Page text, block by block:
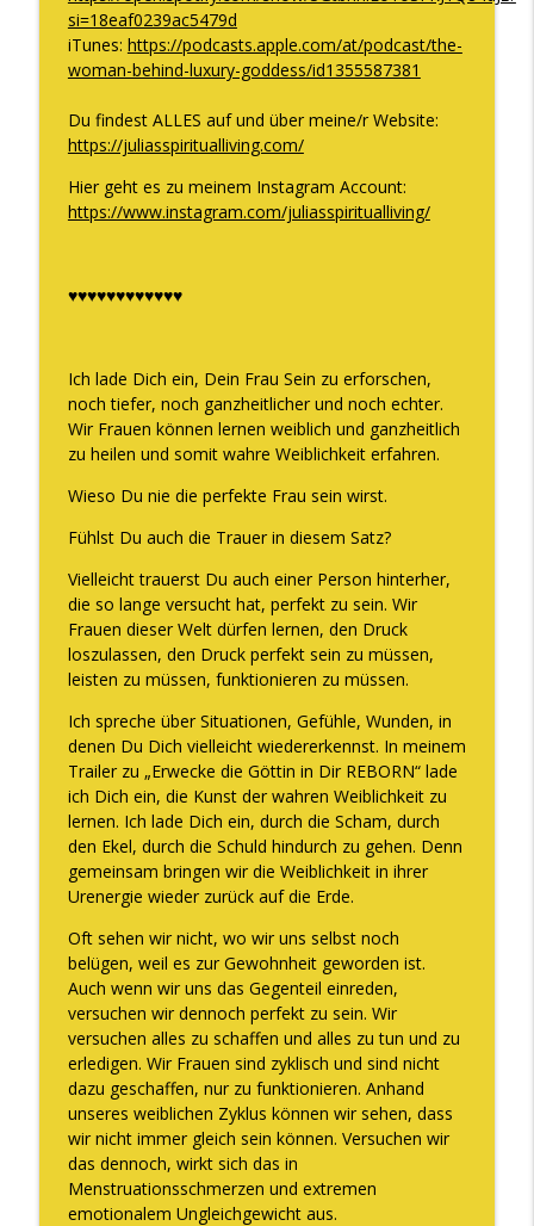
si=18eaf0239ac5479d
iTunes: https://podcasts.apple.com/at/podcast/the-
woman-behind-luxury-goddess/id1355587381
Du findest ALLES auf und über meine/r Website:
https://juliasspiritualliving.com/
Hier geht es zu meinem Instagram Account:
https://www.instagram.com/juliasspiritualliving/
♥♥♥♥♥♥♥♥♥♥♥♥
Ich lade Dich ein, Dein Frau Sein zu erforschen,
noch tiefer, noch ganzheitlicher und noch echter.
Wir Frauen können lernen weiblich und ganzheitlich
zu heilen und somit wahre Weiblichkeit erfahren.
Wieso Du nie die perfekte Frau sein wirst.
Fühlst Du auch die Trauer in diesem Satz?
Vielleicht trauerst Du auch einer Person hinterher,
die so lange versucht hat, perfekt zu sein. Wir
Frauen dieser Welt dürfen lernen, den Druck
loszulassen, den Druck perfekt sein zu müssen,
leisten zu müssen, funktionieren zu müssen.
Ich spreche über Situationen, Gefühle, Wunden, in
denen Du Dich vielleicht wiedererkennst. In meinem
Trailer zu „Erwecke die Göttin in Dir REBORN“ lade
ich Dich ein, die Kunst der wahren Weiblichkeit zu
lernen. Ich lade Dich ein, durch die Scham, durch
den Ekel, durch die Schuld hindurch zu gehen. Denn
gemeinsam bringen wir die Weiblichkeit in ihrer
Urenergie wieder zurück auf die Erde.
Oft sehen wir nicht, wo wir uns selbst noch
belügen, weil es zur Gewohnheit geworden ist.
Auch wenn wir uns das Gegenteil einreden,
versuchen wir dennoch perfekt zu sein. Wir
versuchen alles zu schaffen und alles zu tun und zu
erledigen. Wir Frauen sind zyklisch und sind nicht
dazu geschaffen, nur zu funktionieren. Anhand
unseres weiblichen Zyklus können wir sehen, dass
wir nicht immer gleich sein können. Versuchen wir
das dennoch, wirkt sich das in
Menstruationsschmerzen und extremen
emotionalem Ungleichgewicht aus.